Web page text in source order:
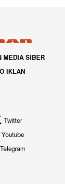
MEDIA SIBER
IKLAN
Twitter
Youtube
Telegram